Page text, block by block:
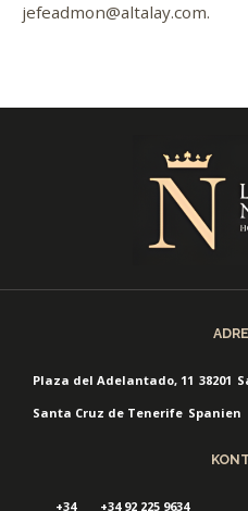
jefeadmon@altalay.com.
Plaza del Adelantado, 11 38201
Santa Cruz de Tenerife Spanien
+34
+34 92 225 9634